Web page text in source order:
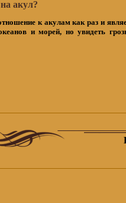
акул?
к акулам как раз и
и морей, но увидеть